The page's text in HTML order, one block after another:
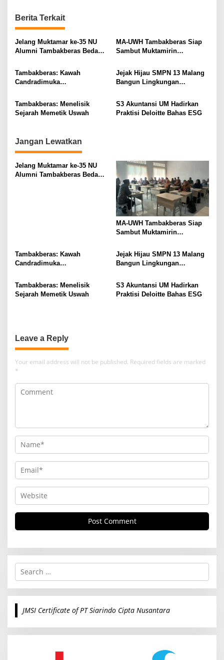
n
a
v
g
a
t
i
n
Berita Terkait
Jelang Muktamar ke-35 NU
Alumni Tambakberas Bedah
MA-UWH Tambakberas Siap
Sambut Muktamirin
Tambakberas: Kawah
Candradimuka
Ulama
Jejak Hijau SMPN 13 Malang
Bangun Lingkungan
Tambakberas: Menelisik
Sejarah Memetik Uswah
S3 Akuntansi UM Hadirkan
Praktisi Deloitte Bahas ESG
Jangan Lewatkan
Jelang Muktamar ke-35 NU
Alumni Tambakberas Bedah
MA-UWH Tambakberas Siap
Sambut Muktamirin
Tambakberas: Kawah
Candradimuka
Ulama
Jejak Hijau SMPN 13 Malang
Bangun Lingkungan
Tambakberas: Menelisik
Sejarah Memetik Uswah
S3 Akuntansi UM Hadirkan
Praktisi Deloitte Bahas ESG
Leave a Reply
Your email address will not be published. Required fields are marked
*
S
r
c
o
JMSI Certificate of PT Siarindo Cipta Nusantara